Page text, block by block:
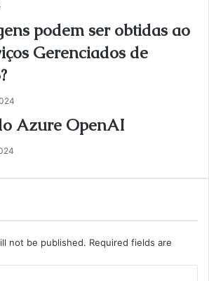
podem ser obtidas ao
Gerenciados de
Azure OpenAI
not be published. Required fields are